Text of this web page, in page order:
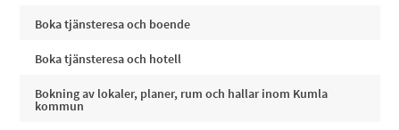
Boka tjänsteresa och boende
Boka tjänsteresa och hotell
Bokning av lokaler, planer, rum och hallar inom Kumla
kommun